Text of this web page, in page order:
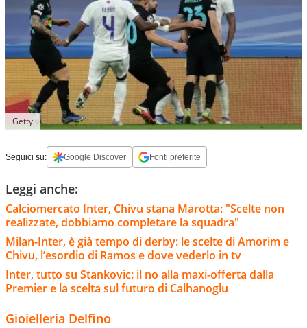
Getty
Seguici su: Google Discover Fonti preferite
Leggi anche:
Calciomercato Inter, Chivu stana Marotta: "Scelte non
realizzate, dobbiamo completare la squadra"
Milan-Inter, è già tempo di derby: le scelte di Amorim e
Chivu, l’esordio di Ramos e dove vederlo in tv
Inter, tutto su Stankovic: il no alla maxi-offerta dalla
Premier e la scelta sul futuro di Calhanoglu
Gioielleria Delfino